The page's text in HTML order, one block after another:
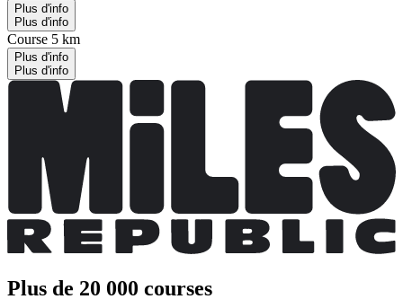
Plus d'info
Plus d'info
Course 5 km
Plus d'info
Plus d'info
Plus de 20 000 courses